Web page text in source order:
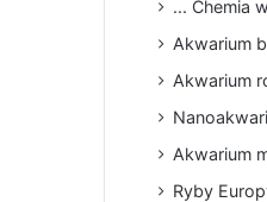
... Chemia
Akwarium
Akwarium
Akwarium
Ryby